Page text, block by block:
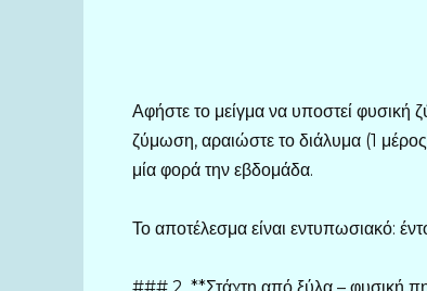
Αφήστε το μείγμα να υποστεί φυσική
ζύμωση, αραιώστε το διάλυμα (1
μία φορά την εβδομάδα.
Το αποτέλεσμα είναι εντυπωσιακό: